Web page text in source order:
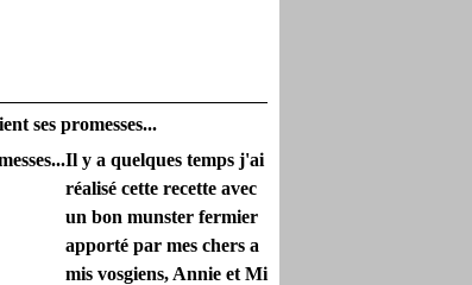
ses promesses...
Il y a quelques temps j'ai
réalisé cette recette avec
un bon munster fermier
apporté par mes chers a
mis vosgiens, Annie et Mi